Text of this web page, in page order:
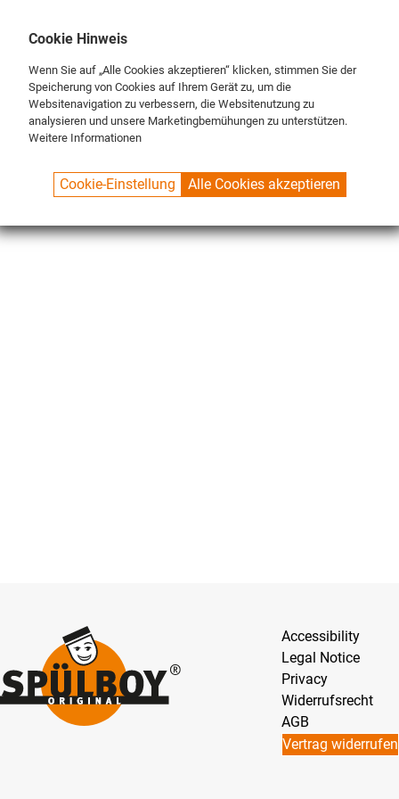
SPUELBOY.DE SHOP ECO LINE BRUSHES BRUSH STRIPS
Accessibility
Legal Notice
Privacy
Widerrufsrecht
AGB
Vertrag widerrufen
Cookie Hinweis
Wenn Sie auf „Alle Cookies akzeptieren“ klicken, stimmen Sie der
Speicherung von Cookies auf Ihrem Gerät zu, um die
Websitenavigation zu verbessern, die Websitenutzung zu
analysieren und unsere Marketingbemühungen zu unterstützen.
Weitere Informationen
Cookie-Einstellung Alle Cookies akzeptieren